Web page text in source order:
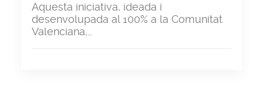
Aquesta iniciativa, ideada i
desenvolupada al 100% a la Comunitat
Valenciana,…